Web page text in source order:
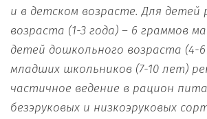
и в детском возрасте. Для детей
возраста (1-3 года) – 6 граммов
детей дошкольного возраста (4-
младших школьников (7-10 лет)
частичное ведение в рацион
безэруковых и низкоэруковых